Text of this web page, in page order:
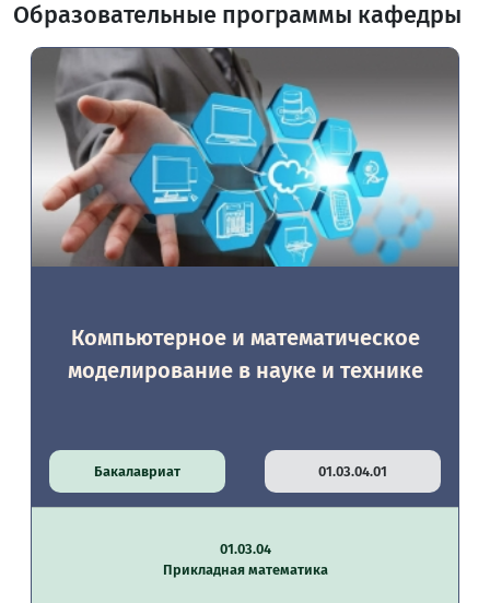
Образовательные программы кафедры
Компьютерное и математическое
моделирование в науке и технике
Бакалавриат 01.03.04.01
01.03.04
Прикладная математика